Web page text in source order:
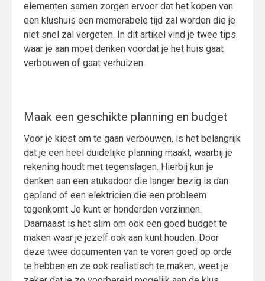
elementen samen zorgen ervoor dat het kopen van
een klushuis een memorabele tijd zal worden die je
niet snel zal vergeten. In dit artikel vind je twee tips
waar je aan moet denken voordat je het huis gaat
verbouwen of gaat verhuizen.
Maak een geschikte planning en budget
Voor je kiest om te gaan verbouwen, is het belangrijk
dat je een heel duidelijke planning maakt, waarbij je
rekening houdt met tegenslagen. Hierbij kun je
denken aan een stukadoor die langer bezig is dan
gepland of een elektricien die een probleem
tegenkomt Je kunt er honderden verzinnen.
Daarnaast is het slim om ook een goed budget te
maken waar je jezelf ook aan kunt houden. Door
deze twee documenten van te voren goed op orde
te hebben en ze ook realistisch te maken, weet je